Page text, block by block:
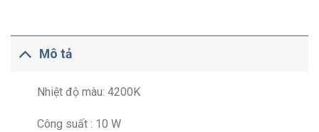
Mô tả
Nhiệt độ màu: 4200K
Công suất : 10 W